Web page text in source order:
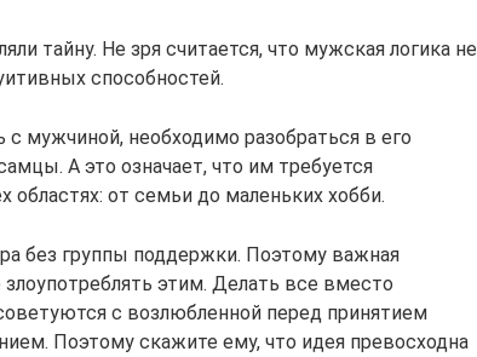
тайну. Не зря считается, что мужская логика не
способностей.
мужчиной, необходимо разобраться в его
А это означает, что им требуется
от семьи до маленьких хобби.
без группы поддержки. Поэтому важная
этим. Делать все вместо
с возлюбленной перед принятием
Поэтому скажите ему, что идея превосходна